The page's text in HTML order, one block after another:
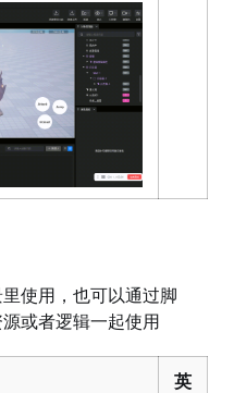
使用，也可以通过脚
或者逻辑一起使用
英